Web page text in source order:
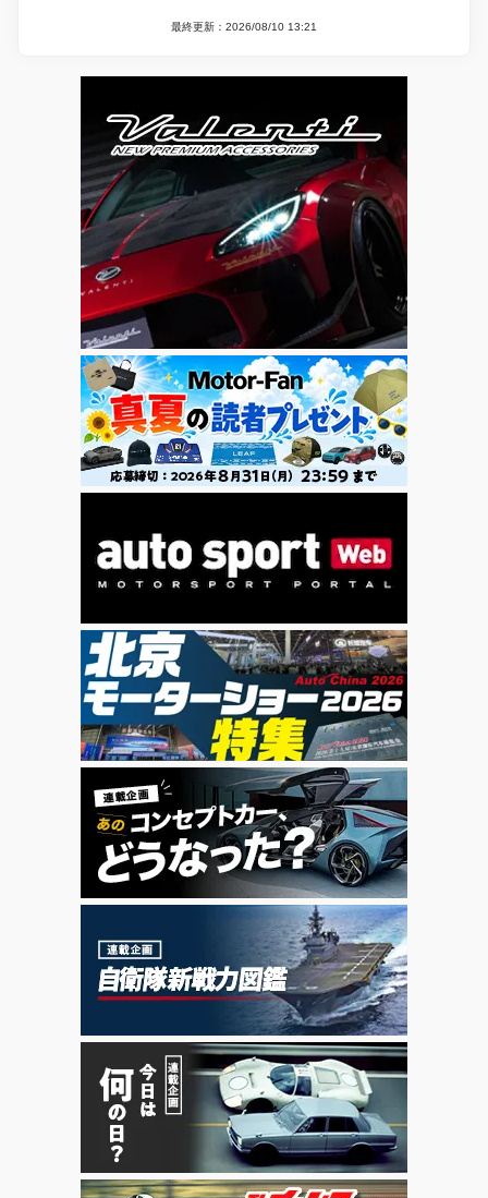
最終更新：2026/08/10 13:21